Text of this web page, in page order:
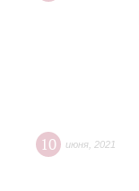
10 июня 2021